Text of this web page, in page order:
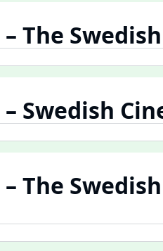
The
Swedish
The